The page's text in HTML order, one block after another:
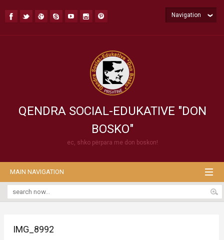
QENDRA SOCIAL-EDUKATIVE "DON
BOSKO"
ec, shko përpara me don boskon!
Navigation
MAIN NAVIGATION
IMG_8992